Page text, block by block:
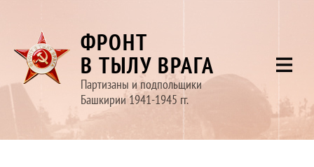
ФРОНТ
В ТЫЛУ ВРАГА
Партизаны и подпольщики
Башкирии 1941-1945 гг.